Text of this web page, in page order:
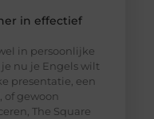
in effectief
in persoonlijke
nu je Engels wilt
presentatie, een
gewoon
The Square